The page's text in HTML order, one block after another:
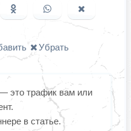
в TelegramВКонтакте
Поделиться в
Одноклассниках
Поделиться в
WhatsAppв X
Убрать
это трафик вам или
в статье.